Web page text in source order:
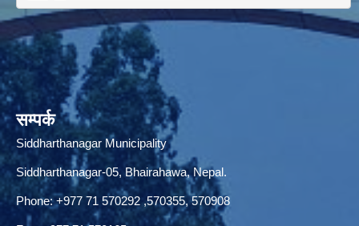
सम्पर्क
Siddharthanagar Municipality
Siddharthanagar-05, Bhairahawa, Nepal.
Phone:+977 71 570292,570355, 570908